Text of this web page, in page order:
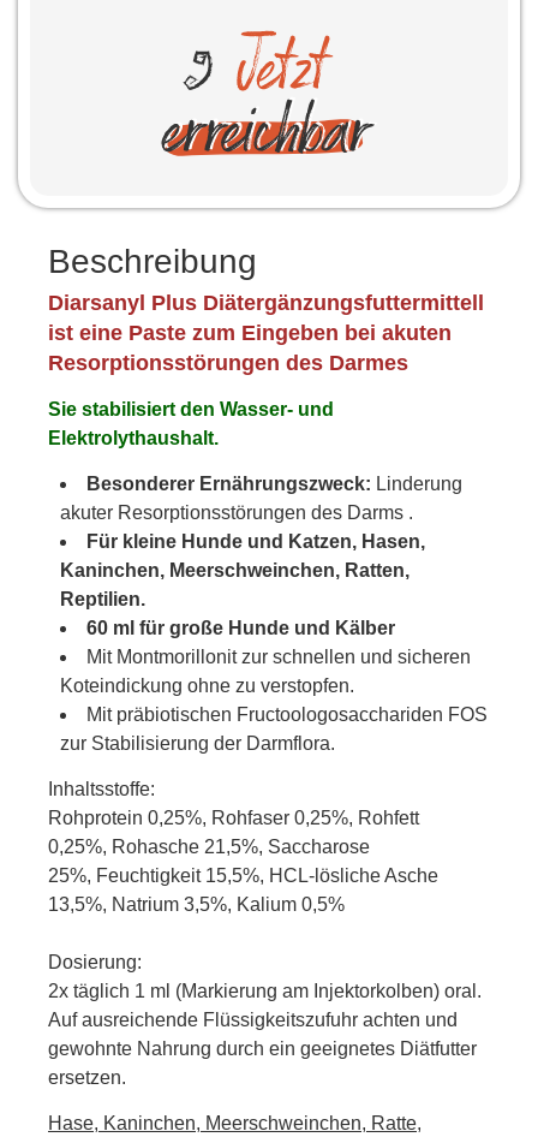
Beschreibung
Diarsanyl Plus Diätergänzungsfuttermittell
ist eine Paste zum Eingeben bei akuten
Resorptionsstörungen des Darmes
Sie stabilisiert den Wasser- und
Elektrolythaushalt.
Besonderer Ernährungszweck: Linderung
akuter Resorptionsstörungen des Darms .
Für kleine Hunde und Katzen, Hasen,
Kaninchen, Meerschweinchen, Ratten,
Reptilien.
60 ml für große Hunde und Kälber
Mit Montmorillonit zur schnellen und sicheren
Koteindickung ohne zu verstopfen.
Mit präbiotischen Fructoologosacchariden FOS
zur Stabilisierung der Darmflora.
Inhaltsstoffe:
Rohprotein 0,25%, Rohfaser 0,25%, Rohfett
0,25%, Rohasche 21,5%, Saccharose
25%, Feuchtigkeit 15,5%, HCL-lösliche Asche
13,5%, Natrium 3,5%, Kalium 0,5%
Dosierung:
2x täglich 1 ml (Markierung am Injektorkolben) oral.
Auf ausreichende Flüssigkeitszufuhr achten und
gewohnte Nahrung durch ein geeignetes Diätfutter
ersetzen.
Hase, Kaninchen, Meerschweinchen, Ratte,